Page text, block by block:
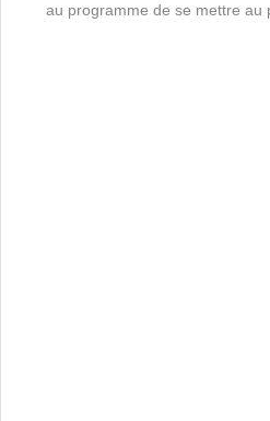
au programme de se mettre au